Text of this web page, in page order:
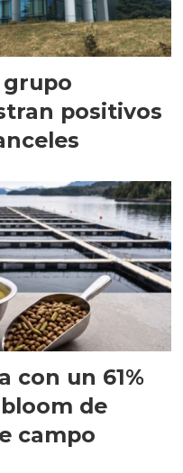
grupo
positivos
con un 61%
de
campo